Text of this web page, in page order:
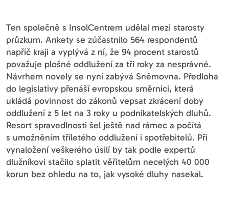
Ten společně s InsolCentrem udělal mezi starosty
průzkum. Ankety se zúčastnilo 564 respondentů
napříč kraji a vyplývá z ní, že 94 procent starostů
považuje plošné oddlužení za tři roky za nesprávné.
Návrhem novely se nyní zabývá Sněmovna. Předloha
do legislativy přenáší evropskou směrnici, která
ukládá povinnost do zákonů vepsat zkrácení doby
oddlužení z 5 let na 3 roky u podnikatelských dluhů.
Resort spravedlnosti šel ještě nad rámec a počítá
s umožněním tříletého oddlužení i spotřebitelů. Při
vynaložení veškerého úsilí by tak podle expertů
dlužníkovi stačilo splatit věřitelům necelých 40 000
korun bez ohledu na to, jak vysoké dluhy nasekal.